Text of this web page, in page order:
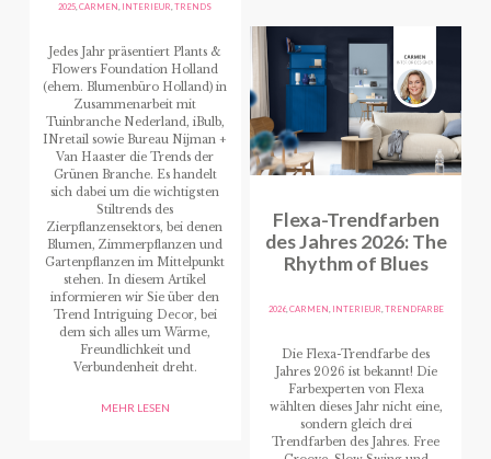
2025,CARMEN, INTERIEUR,TRENDS
Jedes Jahr präsentiert Plants &
Flowers Foundation Holland
(ehem. Blumenbüro Holland) in
Zusammenarbeit mit
Tuinbranche Nederland, iBulb,
INretail sowie Bureau Nijman +
Van Haaster die Trends der
Grünen Branche. Es handelt
sich dabei um die wichtigsten
Stiltrends des
Zierpflanzensektors, bei denen
Blumen, Zimmerpflanzen und
Gartenpflanzen im Mittelpunkt
stehen. In diesem Artikel
informieren wir Sie über den
Trend Intriguing Decor, bei
dem sich alles um Wärme,
Freundlichkeit und
Verbundenheit dreht.
MEHR LESEN
Flexa-Trendfarben
des Jahres 2026: The
Rhythm of Blues
2026,CARMEN, INTERIEUR,TRENDFARBE
Die Flexa-Trendfarbe des
Jahres 2026 ist bekannt! Die
Farbexperten von Flexa
wählten dieses Jahr nicht eine,
sondern gleich drei
Trendfarben des Jahres. Free